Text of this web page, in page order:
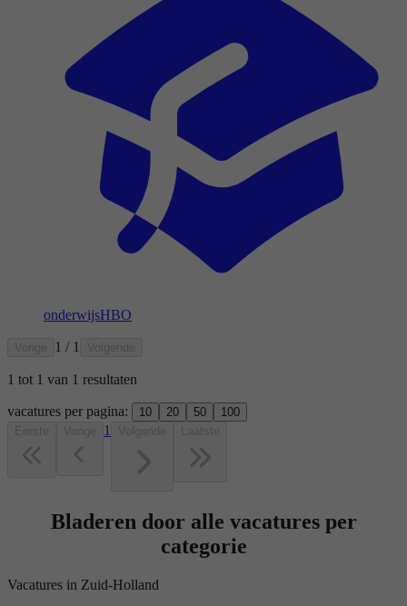
onderwijsHBO
Vorige 1 / 1 Volgende
1 tot 1 van 1 resultaten
vacatures per pagina: 10 20 50
100
Eerste
Vorige 1 Volgende Laatste
Bladeren door alle vacatures per
categorie
Vacatures in Zuid-Holland